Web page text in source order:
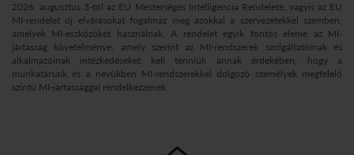
2026. augusztus 3-tól az EU Mesterséges Intelligencia Rendelete, vagyis az EU
MI-rendelet új elvárásokat fogalmaz meg azokkal a szervezetekkel szemben,
amelyek MI-eszközöket használnak. A rendelet egyik fontos eleme az MI-
jártasság követelménye, amely szerint az MI-rendszerek szolgáltatóinak és
alkalmazóinak intézkedéseket kell tenniük annak érdekében, hogy a
munkatársaik és a nevükben MI-rendszerekkel dolgozó személyek megfelelő
szintű MI-jártassággal rendelkezzenek.